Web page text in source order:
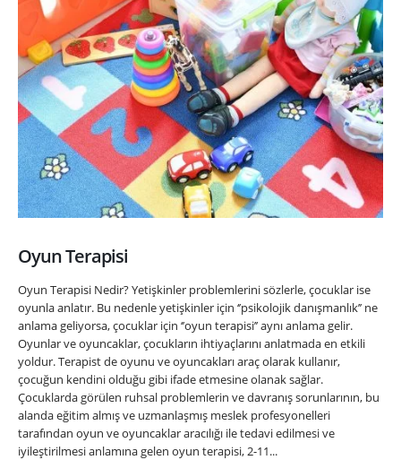
Oyun Terapisi
Oyun Terapisi Nedir? Yetişkinler problemlerini sözlerle, çocuklar ise
oyunla anlatır. Bu nedenle yetişkinler için ‘’psikolojik danışmanlık’’ ne
anlama geliyorsa, çocuklar için ‘’oyun terapisi’’ aynı anlama gelir.
Oyunlar ve oyuncaklar, çocukların ihtiyaçlarını anlatmada en etkili
yoldur. Terapist de oyunu ve oyuncakları araç olarak kullanır,
çocuğun kendini olduğu gibi ifade etmesine olanak sağlar.
Çocuklarda görülen ruhsal problemlerin ve davranış sorunlarının, bu
alanda eğitim almış ve uzmanlaşmış meslek profesyonelleri
tarafından oyun ve oyuncaklar aracılığı ile tedavi edilmesi ve
iyileştirilmesi anlamına gelen oyun terapisi, 2-11...